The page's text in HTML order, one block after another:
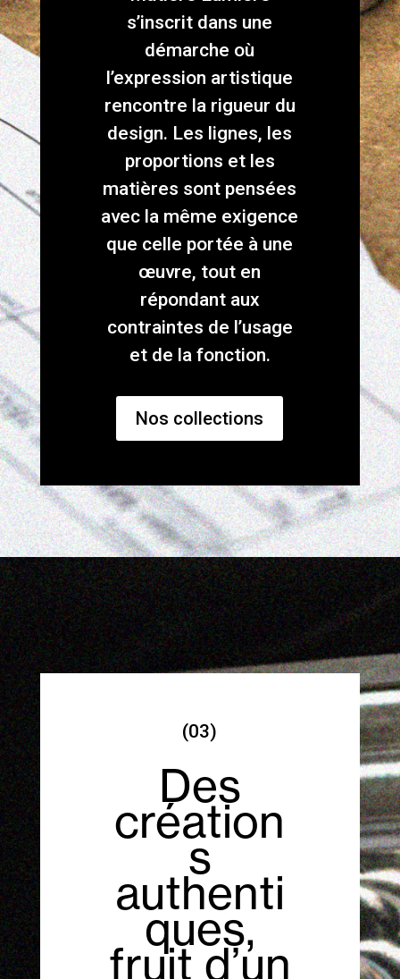
s’inscrit dans une
démarche où
l’expression artistique
rencontre la rigueur du
design. Les lignes, les
proportions et les
matières sont pensées
avec la même exigence
que celle portée à une
œuvre, tout en
répondant aux
contraintes de l’usage
et de la fonction.
Nos collections
(03)
Des
création
s
authenti
ques,
fruit d’un